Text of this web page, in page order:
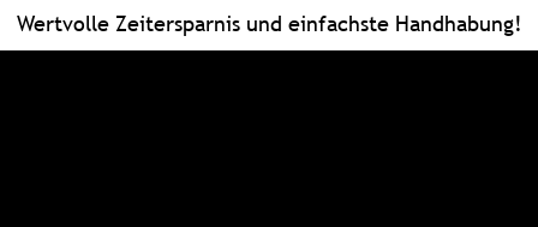
Wertvolle Zeitersparnis und einfachste Handhabung!